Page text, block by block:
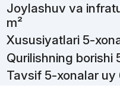
Joylashuv va
m²
Xususiyatlari 5-
Qurilishning borishi
Tavsif 5-xonalar uy